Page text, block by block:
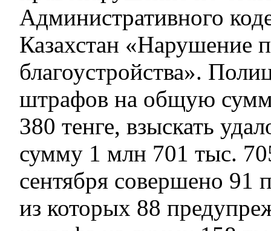
Административного
Казахстан «Нарушение
благоустройства».
штрафов на общую
380 тенге, взыскать
сумму 1 млн 701 тыс.
сентября совершено 91
из которых 88